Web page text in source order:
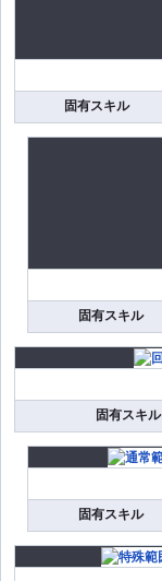
固有スキル
固有スキル
固有スキル
固有スキル